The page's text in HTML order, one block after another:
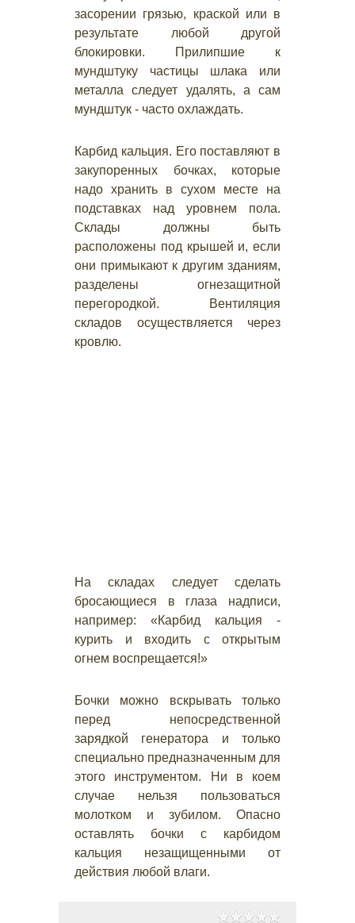
засорении грязью, краской или в
результате любой другой
блокировки. Прилипшие к
мундштуку частицы шлака или
металла следует удалять, а сам
мундштук - часто охлаждать.
Карбид кальция. Его поставляют в
закупоренных бочках, которые
надо хранить в сухом месте на
подставках над уровнем пола.
Склады должны быть
расположены под крышей и, если
они примыкают к другим зданиям,
разделены огнезащитной
перегородкой. Вентиляция
складов осуществляется через
кровлю.
На складах следует сделать
бросающиеся в глаза надписи,
например: «Карбид кальция -
курить и входить с открытым
огнем воспрещается!»
Бочки можно вскрывать только
перед непосредственной
зарядкой генератора и только
специально предназначенным для
этого инструментом. Ни в коем
случае нельзя пользоваться
молотком и зубилом. Опасно
оставлять бочки с карбидом
кальция незащищенными от
действия любой влаги.